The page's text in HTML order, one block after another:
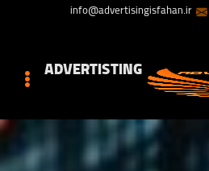
info@advertisingisfahan.ir
ADVERTISTING